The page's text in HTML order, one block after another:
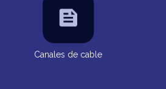
Canales de cable